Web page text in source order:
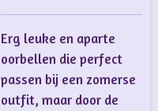
Erg leuke en aparte
oorbellen die perfect
passen bij een zomerse
outfit, maar door de